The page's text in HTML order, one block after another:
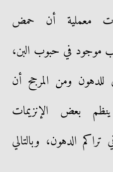
معملية أن حمض
موجود في حبوب البن،
للدهون ومن المرجح أن
بعض الإنزيمات
الدهون، وبالتالي